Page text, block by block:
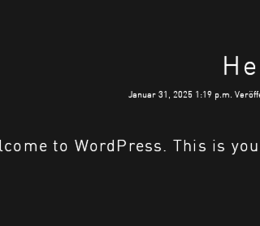
Januar 31, 2025 1:19 p.m.
to WordPress. This is